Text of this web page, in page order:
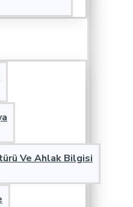
Ve Ahlak Bilgisi